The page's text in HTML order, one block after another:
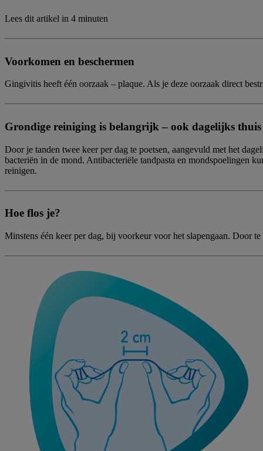
Lees dit artikel in 4 minuten
Voorkomen en beschermen
Gingivitis heeft één oorzaak – plaque. Als je deze oorzaak direct
Grondige reiniging is belangrijk – ook dagelijks thuis
Door je tanden twee keer per dag te poetsen, aangevuld met het
bacteriën in de mond. Antibacteriële tandpasta en mondspoelingen
reinigen.
Hoe flos je?
Minstens één keer per dag, bij voorkeur voor het slapengaan. Door